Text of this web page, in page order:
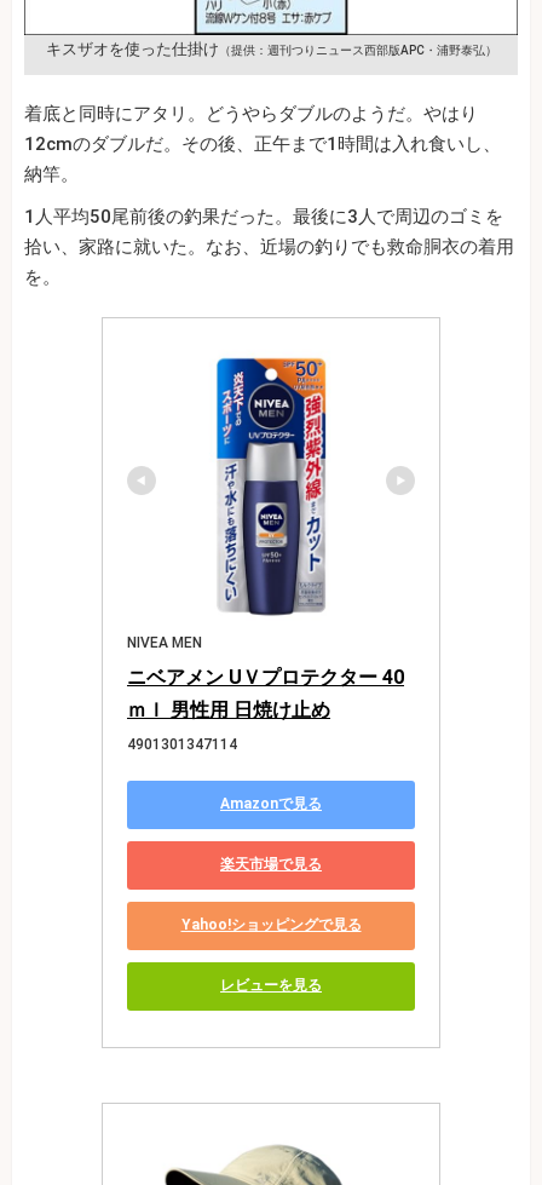
キスザオを使った仕掛け （提供：週刊つりニュース西部版APC・浦野泰弘）
着底と同時にアタリ。どうやらダブルのようだ。やはり
12cmのダブルだ。その後、正午まで1時間は入れ食いし、
納竿。
1人平均50尾前後の釣果だった。最後に3人で周辺のゴミを
拾い、家路に就いた。なお、近場の釣りでも救命胴衣の着用
を。
NIVEA MEN
ニベアメン UＶプロテクター 40
ｍｌ 男性用 日焼け止め
4901301347114
Amazonで見る
楽天市場で見る
Yahoo!ショッピングで見る
レビューを見る